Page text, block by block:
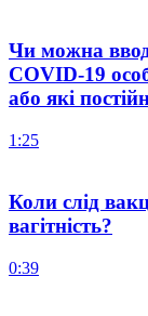
Чи можна
COVID-19
або які
1:25
Коли слід
вагітність?
0:39